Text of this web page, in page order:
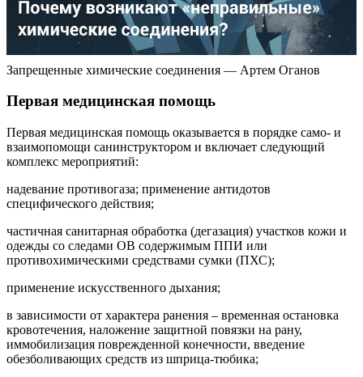
Запрещенные химические соединения — Артем Оганов
Первая медицинская помощь
Первая медицинская помощь оказывается в порядке само- и
взаимопомощи санинструктором и включает следующий
комплекс мероприятий:
надевание противогаза; применение антидотов
специфического действия;
частичная санитарная обработка (дегазация) участков кожи и
одежды со следами ОВ содержимым ППИ или
противохимическими средствами сумки (ПХС);
применение искусственного дыхания;
в зависимости от характера ранения – временная остановка
кровотечения, наложение защитной повязки на рану,
иммобилизация поврежденной конечности, введение
обезболивающих средств из шприца-тюбика;